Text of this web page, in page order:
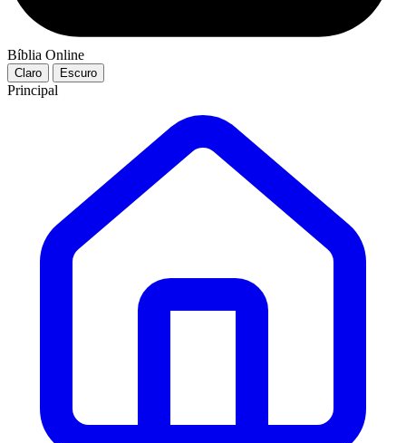
Bíblia Online
Claro Escuro
Principal